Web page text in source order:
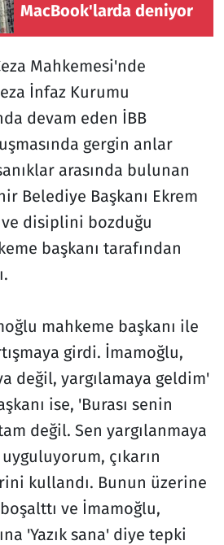
MacBook'larda deniyor
Mahkemesi'nde
İnfaz Kurumu
devam eden İBB
gergin anlar
arasında bulunan
Belediye Başkanı Ekrem
disiplini bozduğu
başkanı tarafından
mahkeme başkanı ile
girdi. İmamoğlu,
değil, yargılamaya geldim'
ise, 'Burası senin
değil. Sen yargılanmaya
çıkarın
kullandı. Bunun üzerine
ve İmamoğlu,
'Yazık sana' diye tepki